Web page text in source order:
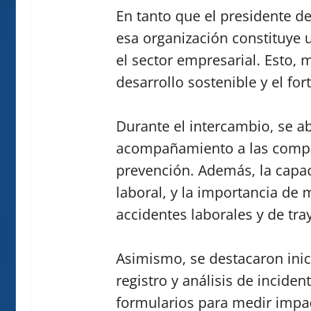
En tanto que el presidente
esa organización constituye
el sector empresarial. Esto,
desarrollo sostenible y el
Durante el intercambio, se
acompañamiento a las
prevención. Además, la
laboral, y la importancia de
accidentes laborales y de
Asimismo, se destacaron
registro y análisis de
formularios para medir